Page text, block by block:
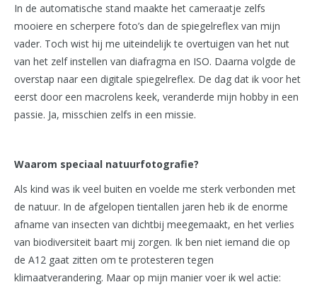
In de automatische stand maakte het cameraatje zelfs
mooiere en scherpere foto’s dan de spiegelreflex van mijn
vader. Toch wist hij me uiteindelijk te overtuigen van het nut
van het zelf instellen van diafragma en ISO. Daarna volgde de
overstap naar een digitale spiegelreflex. De dag dat ik voor het
eerst door een macrolens keek, veranderde mijn hobby in een
passie. Ja, misschien zelfs in een missie.
Waarom speciaal natuurfotografie?
Als kind was ik veel buiten en voelde me sterk verbonden met
de natuur. In de afgelopen tientallen jaren heb ik de enorme
afname van insecten van dichtbij meegemaakt, en het verlies
van biodiversiteit baart mij zorgen. Ik ben niet iemand die op
de A12 gaat zitten om te protesteren tegen
klimaatverandering. Maar op mijn manier voer ik wel actie: